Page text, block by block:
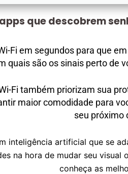
que descobrem
Fi em segundos para que
quais são os sinais perto de
Fi também priorizam sua
maior comodidade para
seu próximo
inteligência artificial que se
na hora de mudar seu
conheça as